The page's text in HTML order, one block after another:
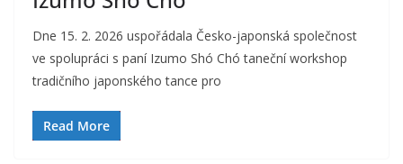
Dne 15. 2. 2026 uspořádala Česko-japonská společnost
ve spolupráci s paní Izumo Shó Chó taneční workshop
tradičního japonského tance pro
Read More